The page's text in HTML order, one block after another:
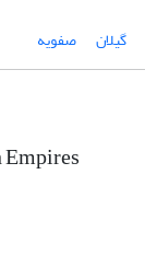
گیلان صفویه